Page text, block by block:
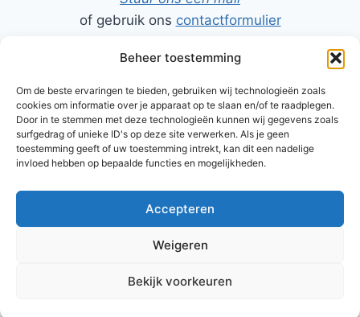
Beheer toestemming
Om de beste ervaringen te bieden, gebruiken wij technologieën zoals
cookies om informatie over je apparaat op te slaan en/of te raadplegen.
Door in te stemmen met deze technologieën kunnen wij gegevens zoals
surfgedrag of unieke ID's op deze site verwerken. Als je geen
toestemming geeft of uw toestemming intrekt, kan dit een nadelige
invloed hebben op bepaalde functies en mogelijkheden.
Accepteren
Weigeren
Bekijk voorkeuren
of gebruik ons contactformulier
06-50206464 - Rob
06-52494411 - Harry
TinkerinQ FabLab Houten is tot stand gekomen door de
Krachtfabriek
© 2026 tinkerinQ - WordPress thema door